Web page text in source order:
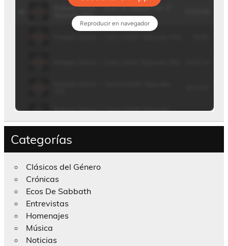
Categorías
Clásicos del Género
Crónicas
Ecos De Sabbath
Entrevistas
Homenajes
Música
Noticias